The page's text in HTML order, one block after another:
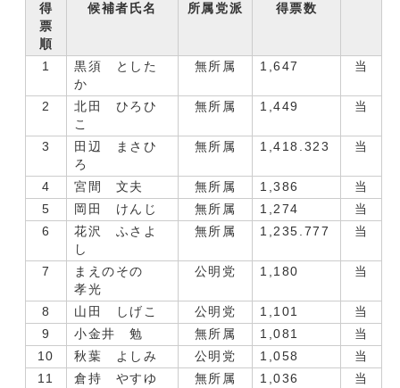
得
票
順
候補者氏名 所属党派 得票数
1
黒須 とした
か
無所属 1,647 当
2
北田 ひろひ
こ
無所属 1,449 当
3
田辺 まさひ
ろ
無所属 1,418.323 当
4 宮間 文夫 無所属 1,386
当
5
岡田 けんじ 無所属 1,274
当
6
花沢 ふさよ
し
無所属 1,235.777 当
7
まえのその
孝光
公明党 1,180 当
8 山田 しげこ 公明党 1,101
当
9
小金井 勉 無所属 1,081
当
10
秋葉 よしみ 公明党 1,058
当
11
倉持 やすゆ
無所属 1,036 当